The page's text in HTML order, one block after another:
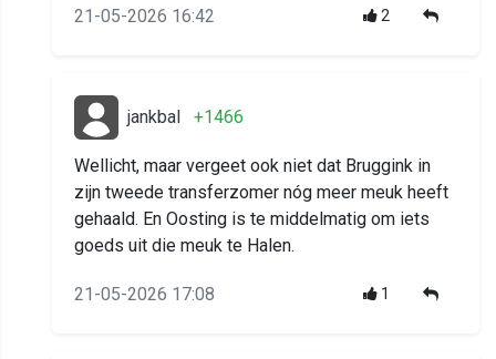
21-05-2026 16:42 2
jankbal +1466
Wellicht, maar vergeet ook niet dat Bruggink in
zijn tweede transferzomer nóg meer meuk heeft
gehaald. En Oosting is te middelmatig om iets
goeds uit die meuk te Halen.
21-05-2026 17:08 1